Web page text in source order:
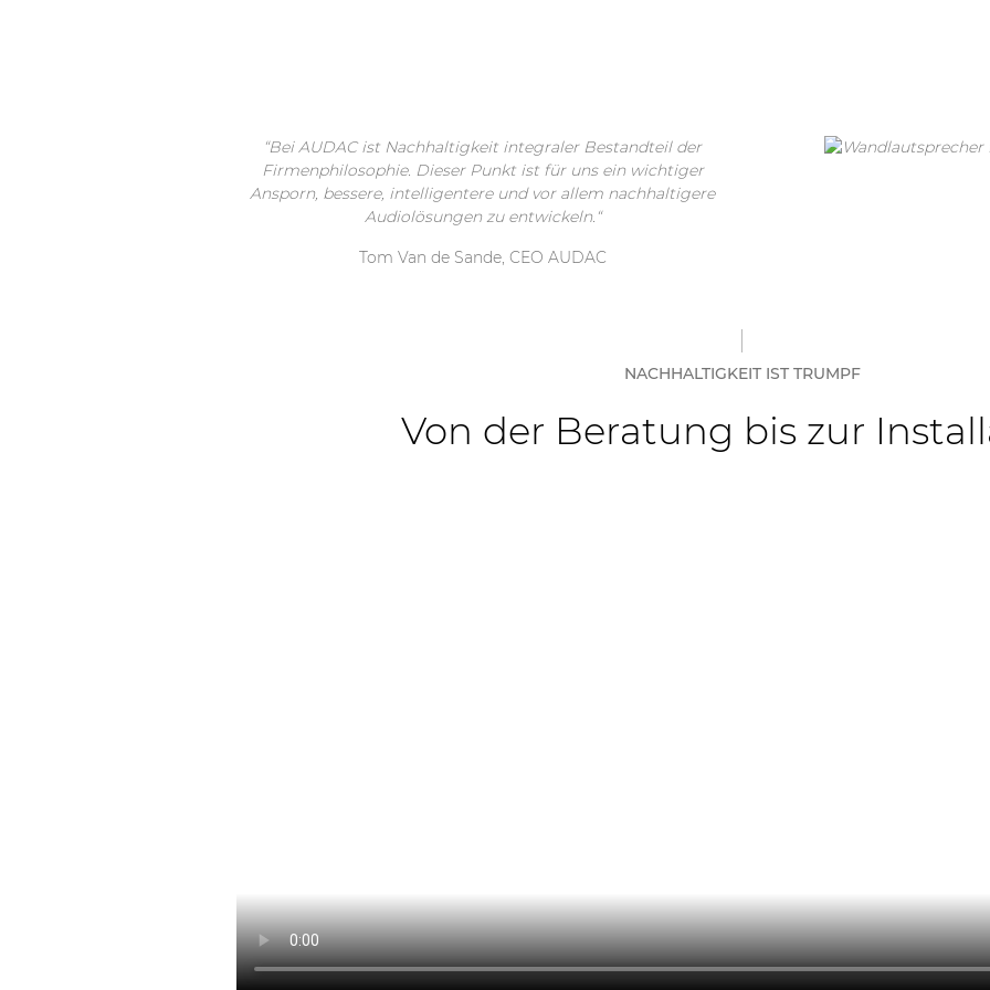
“Bei AUDAC ist Nachhaltigkeit integraler Bestandteil der
Firmenphilosophie. Dieser Punkt ist für uns ein wichtiger
Ansporn, bessere, intelligentere und vor allem nachhaltigere
Audiolösungen zu entwickeln.“
Tom Van de Sande, CEO AUDAC
NACHHALTIGKEIT IST TRUMPF
Von der Beratung bis zur